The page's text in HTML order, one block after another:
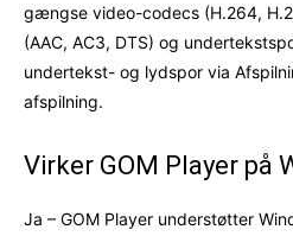
gængse video-codecs (H.264,
(AAC, AC3, DTS) og
undertekst- og lydspor via
afspilning.
Virker GOM Player på
Ja – GOM Player understøtter